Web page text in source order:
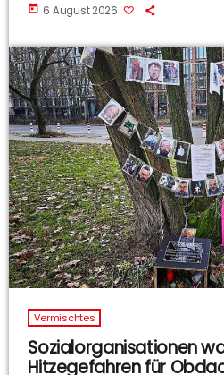
today 6 August 2026
Vermischtes
Sozialorganisationen
Hitzegefahren für